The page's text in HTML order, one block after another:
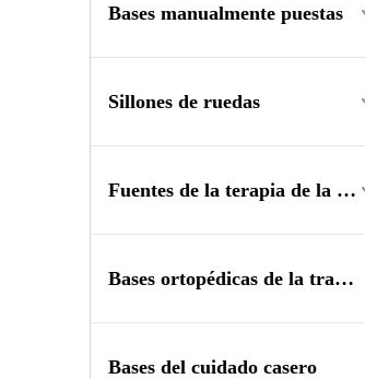
Bases manualmente puestas
Sillones de ruedas
Fuentes de la terapia de la rehabilitación
Bases ortopédicas de la tracción
Bases del cuidado casero